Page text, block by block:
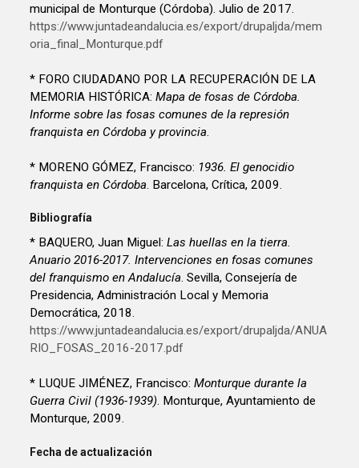
municipal de Monturque (Córdoba). Julio de 2017.
https://www.juntadeandalucia.es/export/drupaljda/mem
oria_final_Monturque.pdf
* FORO CIUDADANO POR LA RECUPERACIÓN DE LA
MEMORIA HISTÓRICA:Mapa de fosas de Córdoba.
Informe sobre las fosas comunes de la represión
franquista en Córdoba y provincia.
* MORENO GÓMEZ, Francisco: 1936. El genocidio
franquista en Córdoba. Barcelona, Crítica, 2009.
Bibliografía
* BAQUERO, Juan Miguel:Las huellas en la tierra.
Anuario 2016-2017. Intervenciones en fosas comunes
del franquismo en Andalucía. Sevilla, Consejería de
Presidencia, Administración Local y Memoria
Democrática, 2018.
https://www.juntadeandalucia.es/export/drupaljda/ANUA
RIO_FOSAS_2016-2017.pdf
* LUQUE JIMÉNEZ, Francisco:Monturque durante la
Guerra Civil (1936-1939). Monturque, Ayuntamiento de
Monturque, 2009.
Fecha de actualización